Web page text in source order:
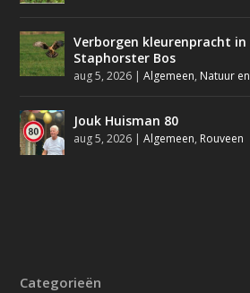
Verborgen kleurenpracht
Staphorster Bos
aug 5, 2026 |Algemeen, Natuur
Jouk Huisman 80
aug 5, 2026 |Algemeen, Rouveen
Categorieën